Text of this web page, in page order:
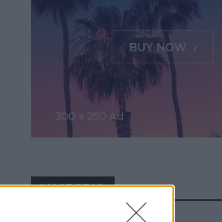
MOST READ